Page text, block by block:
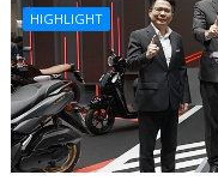
HIGHLIGHT